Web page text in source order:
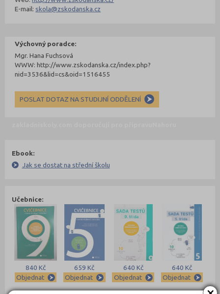
E-mail: skola@zskodanska.cz
Výchovný poradce:
Mgr. Hana Fuchsová
WWW: http://www.zskodanska.cz/index.php?
nid=3536&lid=cs&oid=1516455
POSLAT DOTAZ NA STUDIJNÍ ODDĚLENÍ
Ebook:
Jak se dostat na střední školu
Učebnice:
840 Kč
Objednat
659 Kč
Objednat
640 Kč
Objednat
640 Kč
Objednat